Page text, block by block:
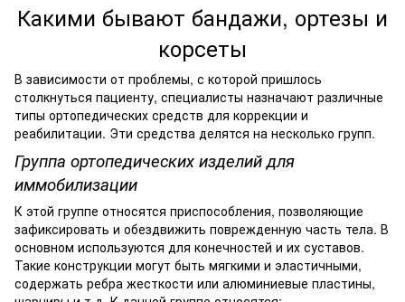
Какими бывают бандажи, ортезы и
корсеты
В зависимости от проблемы, с которой пришлось
столкнуться пациенту, специалисты назначают различные
типы ортопедических средств для коррекции и
реабилитации. Эти средства делятся на несколько групп.
Группа ортопедических изделий для
иммобилизации
К этой группе относятся приспособления, позволяющие
зафиксировать и обездвижить поврежденную часть тела. В
основном используются для конечностей и их суставов.
Такие конструкции могут быть мягкими и эластичными,
содержать ребра жесткости или алюминиевые пластины,